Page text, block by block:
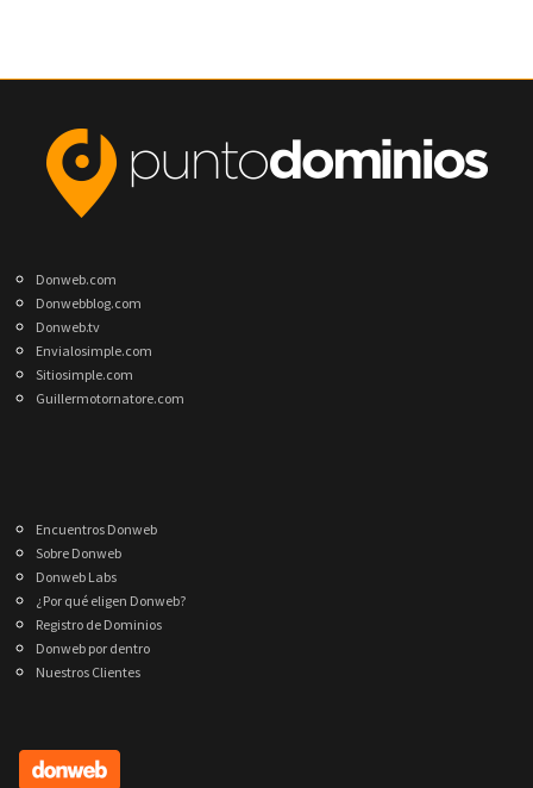
Donweb.com
Donwebblog.com
Donweb.tv
Envialosimple.com
Sitiosimple.com
Guillermotornatore.com
Encuentros Donweb
Sobre Donweb
Donweb Labs
¿Por qué eligen Donweb?
Registro de Dominios
Donweb por dentro
Nuestros Clientes